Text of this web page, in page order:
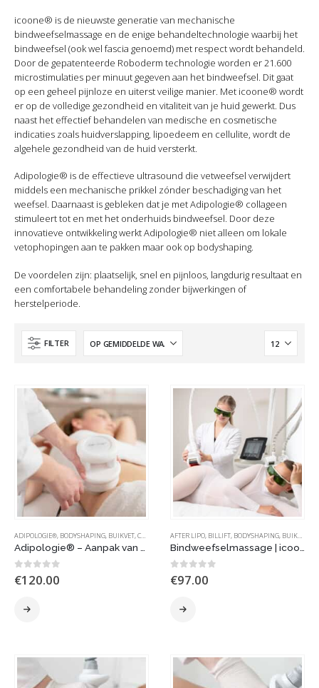
icoone® is de nieuwste generatie van mechanische
bindweefselmassage en de enige behandeltechnologie waarbij het
bindweefsel (ook wel fascia genoemd) met respect wordt behandeld.
Door de gepatenteerde Roboderm technologie worden er 21.600
microstimulaties per minuut gegeven aan het bindweefsel. Dit gaat
op een geheel pijnloze en uiterst veilige manier. Met icoone® wordt
er op de volledige gezondheid en vitaliteit van je huid gewerkt. Dus
naast het effectief behandelen van medische en cosmetische
indicaties zoals huidverslapping, lipoedeem en cellulite, wordt de
algehele gezondheid van de huid versterkt.
Adipologie® is de effectieve ultrasound die vetweefsel verwijdert
middels een mechanische prikkel zónder beschadiging van het
weefsel. Daarnaast is gebleken dat je met Adipologie® collageen
stimuleert tot en met het onderhuids bindweefsel. Door deze
innovatieve ontwikkeling werkt Adipologie® niet alleen om lokale
vetophopingen aan te pakken maar ook op bodyshaping.
De voordelen zijn: plaatselijk, snel en pijnloos, langdurig resultaat en
een comfortabele behandeling zonder bijwerkingen of
herstelperiode.
FILTER
ADIPOLOGIE®, BODYSHAPING, BUIKVET,CELLULITE
Adipologie® – Aanpak van vetweefsel en cellulite
0out of 5
€120.00
AFTER LIPO, BILLIFT, BODYSHAPING, BUIKVET
Bindweefselmassage | icoone® – lichaam
0out of 5
€97.00